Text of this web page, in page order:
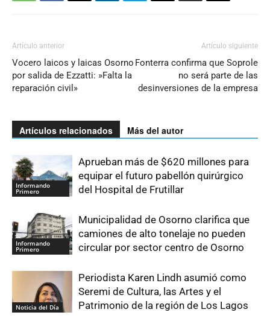
Artículo anterior
Vocero laicos y laicas Osorno
por salida de Ezzatti: »Falta la
reparación civil»
Artículo siguiente
Fonterra confirma que Soprole
no será parte de las
desinversiones de la empresa
Artículos relacionados Más del autor
Informando
Primero
Aprueban más de $620 millones para
equipar el futuro pabellón quirúrgico
del Hospital de Frutillar
Informando
Primero
Municipalidad de Osorno clarifica que
camiones de alto tonelaje no pueden
circular por sector centro de Osorno
Noticia del Día
Periodista Karen Lindh asumió como
Seremi de Cultura, las Artes y el
Patrimonio de la región de Los Lagos